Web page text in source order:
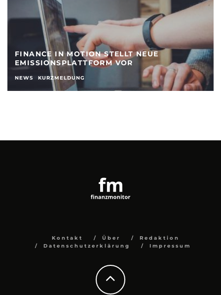
FINANCE IN MOTION STELLT NEUE
EMISSIONSPLATTFORM VOR
NEWS KURZMELDUNG
Kontakt Über
Redaktion
Datenschutzerklärung
Impressum